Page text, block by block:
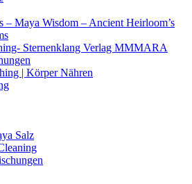
– Maya Wisdom – Ancient Heirloom’s
Sternenklang Verlag MMMARA
| Körper Nähren
Salz